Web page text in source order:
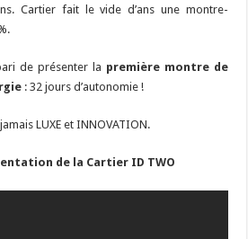
Cartier fait le vide d’ans une montre-
de présenter la première montre de
: 32 jours d’autonomie !
LUXE et INNOVATION.
de la Cartier ID TWO